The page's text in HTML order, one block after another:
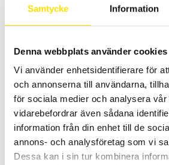
Samtycke Information
Denna webbplats använder cookies
Vi använder enhetsidentifierare för
och annonserna till användarna,
för sociala medier och analysera
vidarebefordrar även sådana
information från din enhet till de
annons- och analysföretag som vi
Dessa kan i sin tur kombinera
ETL Provkabel HVC06C med
polig)